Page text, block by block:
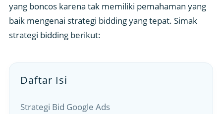
yang boncos karena tak memiliki pemahaman yang
baik mengenai strategi bidding yang tepat. Simak
strategi bidding berikut:
Daftar Isi
Strategi Bid Google Ads